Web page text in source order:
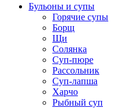
Бульоны и супы
Горячие супы
Борщ
Щи
Солянка
Суп-пюре
Рассольник
Суп-лапша
Харчо
Рыбный суп